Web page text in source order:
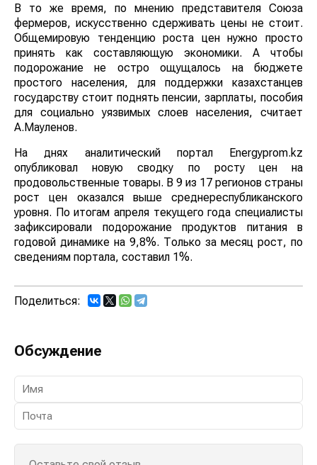
В то же время, по мнению представителя Союза
фермеров, искусственно сдерживать цены не стоит.
Общемировую тенденцию роста цен нужно просто
принять как составляющую экономики. А чтобы
подорожание не остро ощущалось на бюджете
простого населения, для поддержки казахстанцев
государству стоит поднять пенсии, зарплаты, пособия
для социально уязвимых слоев населения, считает
А.Мауленов.
На днях аналитический портал Еnergyprom.kz
опубликовал новую сводку по росту цен на
продовольственные товары. В 9 из 17 регионов страны
рост цен оказался выше среднереспубликанского
уровня. По итогам апреля текущего года специалисты
зафиксировали подорожание продуктов питания в
годовой динамике на 9,8%. Только за месяц рост, по
сведениям портала, составил 1%.
Поделиться:
Обсуждение